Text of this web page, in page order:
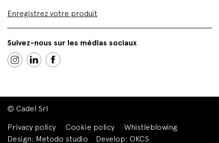
Enregistrez votre produit
Suivez-nous sur les médias sociaux
© Cadel Srl
Privacy policy
Cookie policy
Whistleblowing
Design: Metodo studio Develop: OKCS